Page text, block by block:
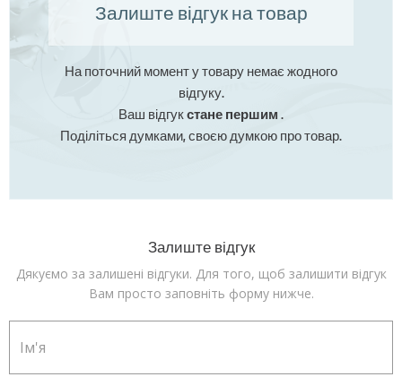
Залиште відгук на товар
На поточний момент у товару немає жодного
відгуку.
Ваш відгукстане першим .
Поділіться думками, своєю думкою про товар.
Залиште відгук
Дякуємо за залишені відгуки. Для того, щоб залишити відгук
Вам просто заповніть форму нижче.